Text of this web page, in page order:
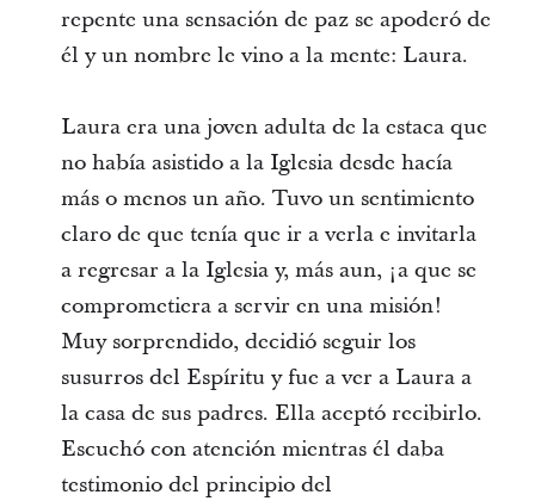
repente una sensación de paz se apoderó de
él y un nombre le vino a la mente: Laura.
Laura era una joven adulta de la estaca que
no había asistido a la Iglesia desde hacía
más o menos un año. Tuvo un sentimiento
claro de que tenía que ir a verla e invitarla
a regresar a la Iglesia y, más aun, ¡a que se
comprometiera a servir en una misión!
Muy sorprendido, decidió seguir los
susurros del Espíritu y fue a ver a Laura a
la casa de sus padres. Ella aceptó recibirlo.
Escuchó con atención mientras él daba
testimonio del principio del